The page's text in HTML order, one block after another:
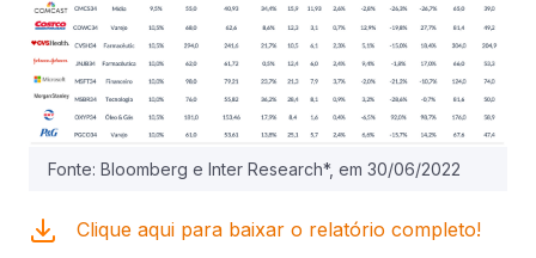
Fonte: Bloomberg e Inter Research*, em 30/06/2022
Clique aqui para baixar o relatório completo!